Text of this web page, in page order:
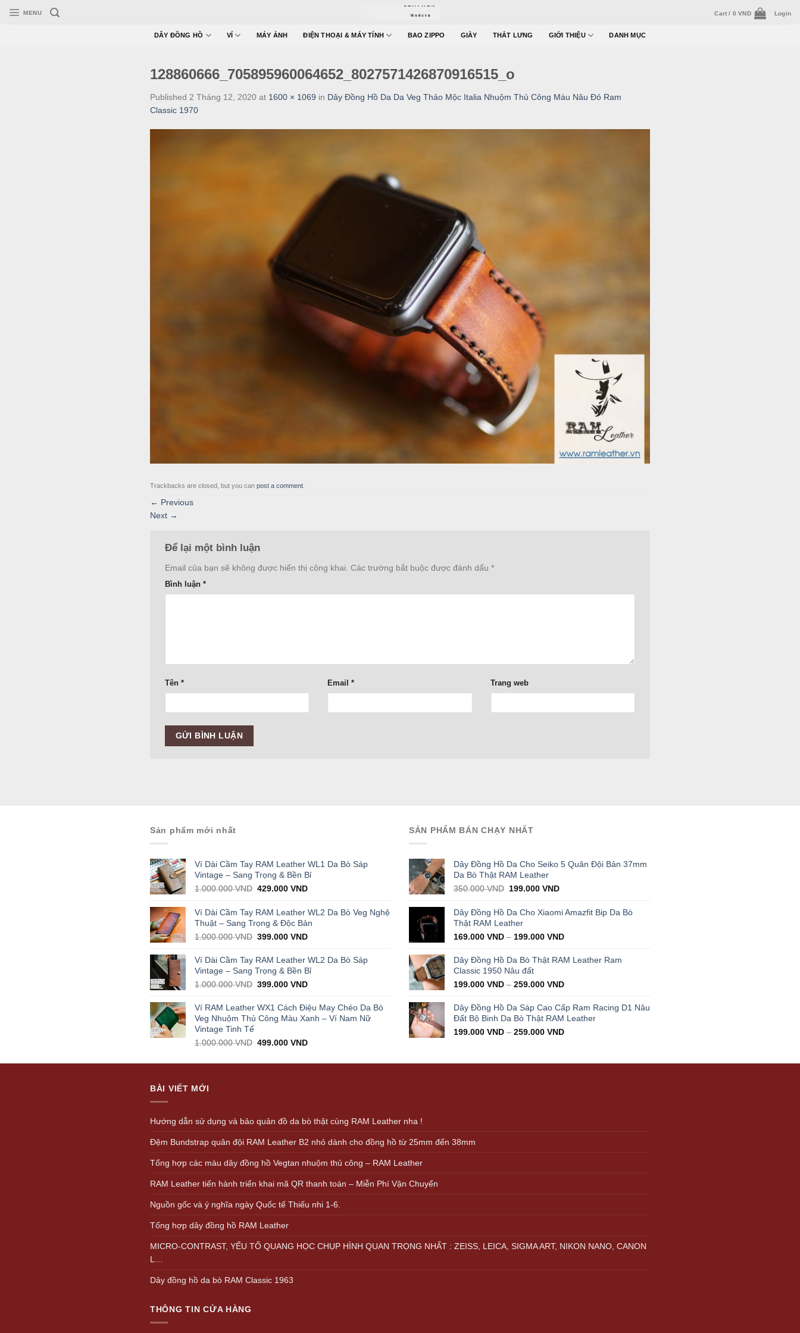
MENU Cart / 0VND Login
DÂY ĐỒNG HỒ VÍ MÁY ẢNH ĐIỆN THOẠI & MÁY TÍNH BAO ZIPPO GIÀY THẮT LƯNG GIỚI THIỆU DANH MỤC
128860666_705895960064652_8027571426870916515_o
Published 2 Tháng 12, 2020 at 1600 × 1069 in Dây Đồng Hồ Da Da Veg Thảo Mộc Italia Nhuộm Thủ Công Màu Nâu Đỏ Ram
Classic 1970
Trackbacks are closed, but you can post a comment
← Previous
Next →
Để lại một bình luận
Email của bạn sẽ không được hiển thị công khai. Các trường bắt buộc được đánh dấu *
Bình luận *
Tên * Email* Trang web
Sản phẩm mới nhất
Ví Dài Cầm Tay RAM Leather WL1 Da Bò Sáp
Vintage – Sang Trọng & Bền Bỉ
1.000.000VND Original
was:
1.000.000 VND.
429.000VNDCurrent
is:
429.000 VND.
Ví Dài Cầm Tay RAM Leather WL2 Da Bò Veg Nghệ
Thuật – Sang Trọng & Độc Bản
1.000.000VND Original
was:
1.000.000 VND.
399.000VNDCurrent
is:
399.000 VND.
Ví Dài Cầm Tay RAM Leather WL2 Da Bò Sáp
Vintage – Sang Trọng & Bền Bỉ
1.000.000VND Original
was:
1.000.000 VND.
399.000VNDCurrent
is:
399.000 VND.
Ví RAM Leather WX1 Cách Điệu May Chéo Da Bò
Veg Nhuộm Thủ Công Màu Xanh – Ví Nam Nữ
Vintage Tinh Tế
1.000.000VND Original
was:
499.000VNDCurrent
is:
SẢN PHẨM BÁN CHẠY NHẤT
Dây Đồng Hồ Da Cho Seiko 5 Quân Đội Bản 37mm
Da Bò Thật RAM Leather
350.000VND Original
was:
350.000 VND.
199.000VNDCurrent
is:
199.000 VND.
Dây Đồng Hồ Da Cho Xiaomi Amazfit Bip Da Bò
Thật RAM Leather
169.000 VND – 199.000 VND
Dây Đồng Hồ Da Bò Thật RAM Leather Ram
Classic 1950 Nâu đất
199.000 VND – 259.000 VND
Dây Đồng Hồ Da Sáp Cao Cấp Ram Racing D1 Nâu
Đất Bộ Binh Da Bò Thật RAM Leather
199.000 VND – 259.000 VND
BÀI VIẾT MỚI
Hướng dẫn sử dụng và bảo quản đồ da bò thật cùng RAM Leather nha !
Đệm Bundstrap quân đội RAM Leather B2 nhỏ dành cho đồng hồ từ 25mm đến 38mm
Tổng hợp các màu dây đồng hồ Vegtan nhuộm thủ công – RAM Leather
RAM Leather tiến hành triển khai mã QR thanh toán – Miễn Phí Vận Chuyển
Nguồn gốc và ý nghĩa ngày Quốc tế Thiếu nhi 1-6.
Tổng hợp dây đồng hồ RAM Leather
MICRO-CONTRAST, YẾU TỐ QUANG HỌC CHỤP HÌNH QUAN TRỌNG NHẤT : ZEISS, LEICA, SIGMA ART, NIKON NANO, CANON
L…
Dây đồng hồ da bò RAM Classic 1963
THÔNG TIN CỬA HÀNG